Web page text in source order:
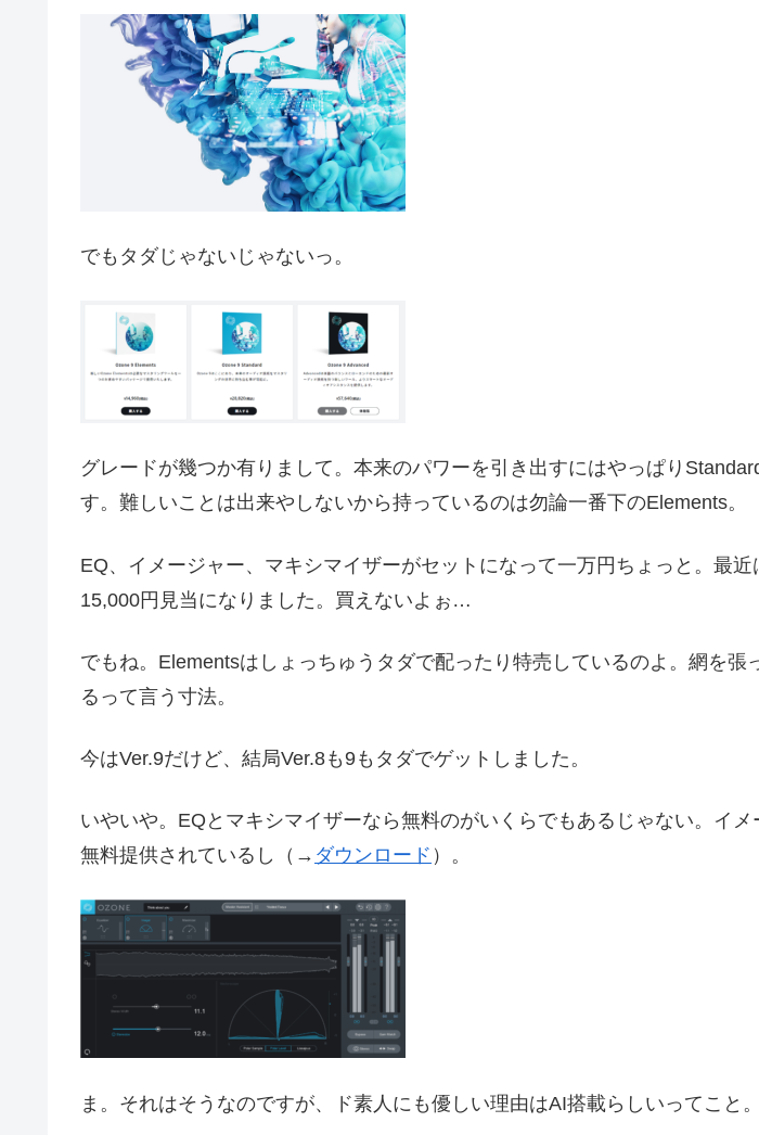
でもタダじゃないじゃないっ。
グレードが幾つか有りまして。本来のパワーを引き出すにはやっぱり
す。難しいことは出来やしないから持っているのは勿論一番下のElements。
EQ、イメージャー、マキシマイザーがセットになって一万円ちょっと。最
15,000円見当になりました。買えないよぉ…
でもね。Elementsはしょっちゅうタダで配ったり特売しているのよ。網を張
るって言う寸法。
今はVer.9だけど、結局Ver.8も9もタダでゲットしました。
いやいや。EQとマキシマイザーなら無料のがいくらでもあるじゃない。イ
無料提供されているし（→ ダウンロード ）。
ま。それはそうなのですが、ド素人にも優しい理由はAI搭載らしいってこと。